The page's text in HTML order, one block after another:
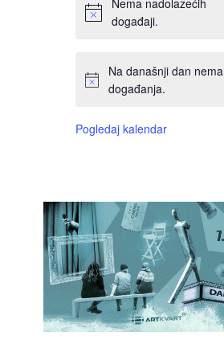
Nema nadolazećih
događaji.
Na današnji dan nema
događanja.
Pogledaj kalendar